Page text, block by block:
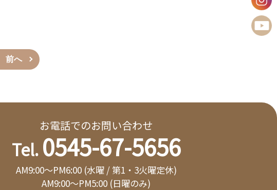
前へ
お電話でのお問い合わせ
Tel.0545-67-5656
AM9:00～PM6:00 (水曜 / 第1・3火曜定休)
AM9:00～PM5:00 (日曜のみ)